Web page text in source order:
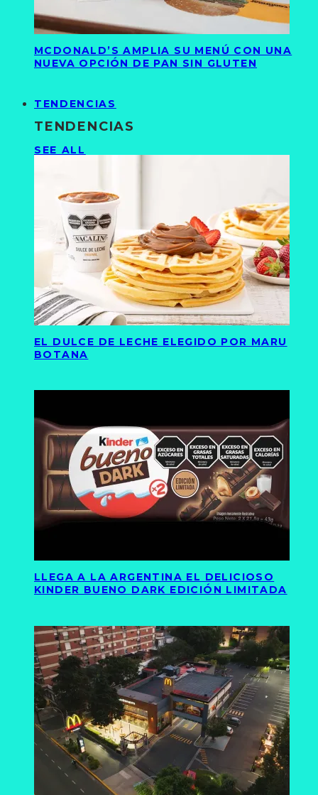
MCDONALD’S AMPLIA SU MENÚ CON UNA
NUEVA OPCIÓN DE PAN SIN GLUTEN
TENDENCIAS
TENDENCIAS
SEE ALL
EL DULCE DE LECHE ELEGIDO POR MARU
BOTANA
LLEGA A LA ARGENTINA EL DELICIOSO
KINDER BUENO DARK EDICIÓN LIMITADA